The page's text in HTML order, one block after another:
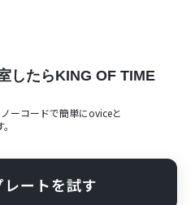
したらKING OF TIME
ーコードで簡単にoviceと
レートを試す